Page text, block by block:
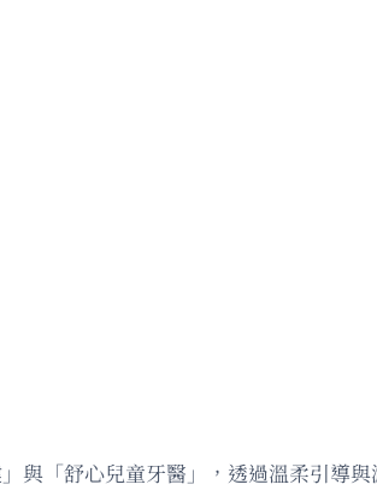
與「舒心兒童牙醫」，透過溫柔引導